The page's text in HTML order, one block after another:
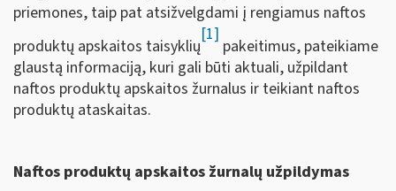
priemones, taip pat atsižvelgdami į rengiamus naftos
produktų apskaitos taisyklių
[1]
pakeitimus, pateikiame
glaustą informaciją, kuri gali būti aktuali, užpildant
naftos produktų apskaitos žurnalus ir teikiant naftos
produktų ataskaitas.
Naftos produktų apskaitos žurnalų užpildymas